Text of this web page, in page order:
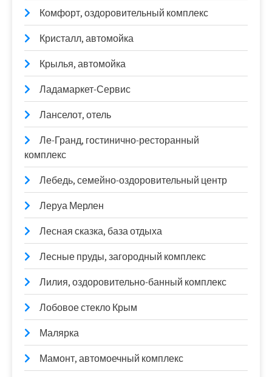
Комфорт, оздоровительный комплекс
Кристалл, автомойка
Крылья, автомойка
Ладамаркет-Сервис
Ланселот, отель
Ле-Гранд, гостинично-ресторанный
комплекс
Лебедь, семейно-оздоровительный центр
Леруа Мерлен
Лесная сказка, база отдыха
Лесные пруды, загородный комплекс
Лилия, оздоровительно-банный комплекс
Лобовое стекло Крым
Малярка
Мамонт, автомоечный комплекс